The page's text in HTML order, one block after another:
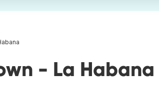
- La Habana